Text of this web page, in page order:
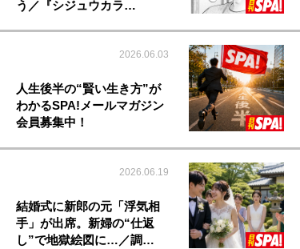
う／『シジュウカラ…
2026.06.03
人生後半の“賢い生き方”が
わかるSPA!メールマガジン
会員募集中！
2026.06.19
結婚式に新郎の元「浮気相
手」が出席。新婦の“仕返
し”で地獄絵図に…／調…